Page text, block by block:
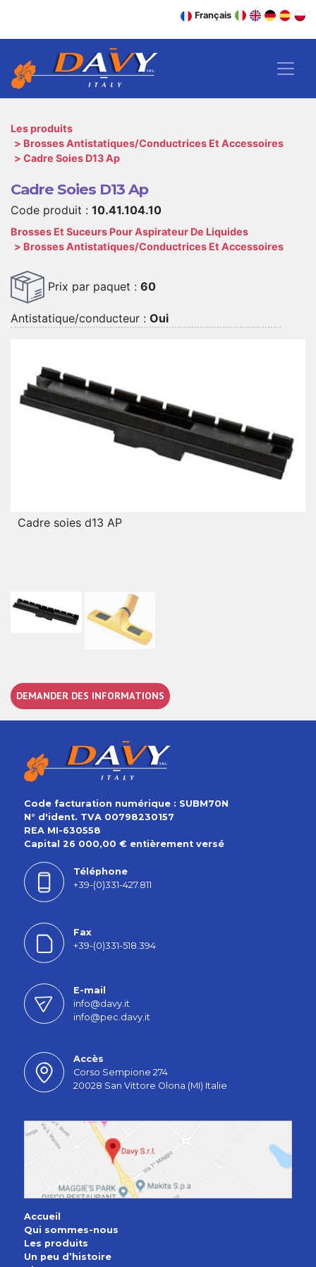
Français
Les produits
Brosses Antistatiques/Conductrices Et Accessoires
Cadre Soies D13 Ap
Cadre soies d13 AP
DEMANDER DES INFORMATIONS
Cadre Soies D13 Ap
Code produit : 10.41.104.10
Brosses Et Suceurs Pour Aspirateur De Liquides
Brosses Antistatiques/Conductrices Et Accessoires
Prix par paquet : 60
Antistatique/conducteur : Oui
Code facturation numérique : SUBM70N
N° d'ident. TVA 00798230157
REA MI-630558
Capital 26 000,00 € entièrement versé
Téléphone
+39-(0)331-427.811
Fax
+39-(0)331-518.394
E-mail
info@davy.it
info@pec.davy.it
Accès
Corso Sempione 274
20028 San Vittore Olona (MI) Italie
Accueil
Qui sommes-nous
Les produits
Un peu d’histoire